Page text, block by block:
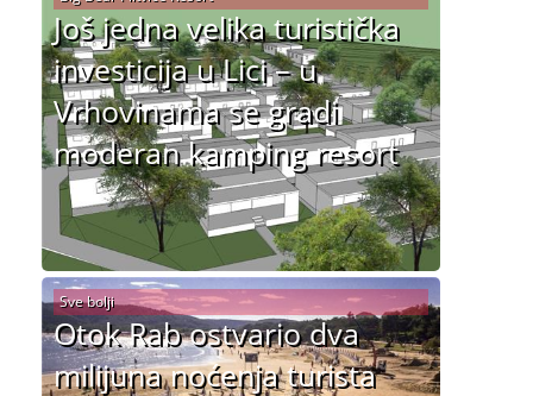
Još jedna velika turistička
investicija u Lici – u
Vrhovinama se gradi
moderan kamping resort
Otok Rab ostvario dva
milijuna noćenja turista
Sve bolji